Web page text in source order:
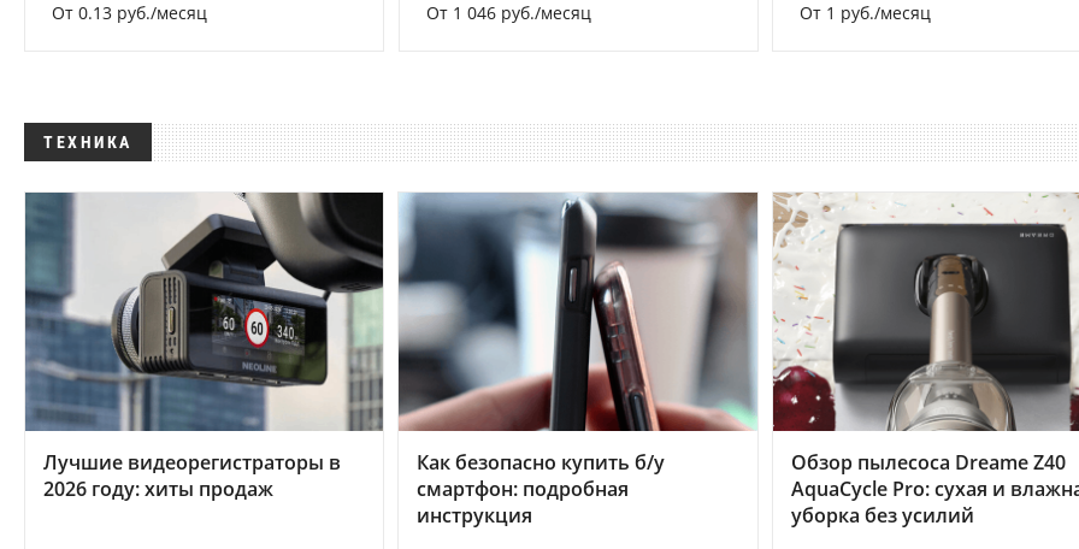
От 0.13 руб./месяц От 1 046 руб./месяц От 1 руб./месяц
ТЕХНИКА
Лучшие видеорегистраторы в
2026 году: хиты продаж
Как безопасно купить б/у
смартфон: подробная
инструкция
Обзор пылесоса Dreame Z40
AquaCycle Pro: сухая и
уборка без усилий